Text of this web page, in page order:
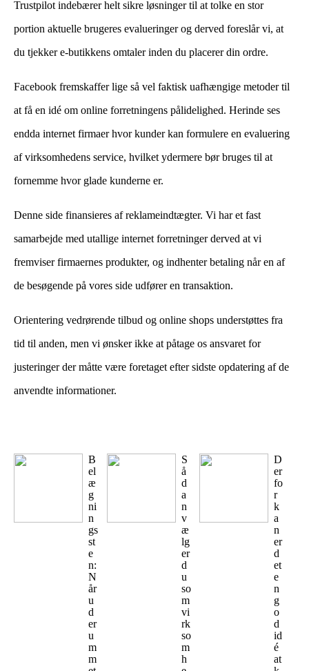
Trustpilot indebærer helt sikre løsninger til at tolke en stor
portion aktuelle brugeres evalueringer og derved foreslår vi, at
du tjekker e-butikkens omtaler inden du placerer din ordre.
Facebook fremskaffer lige så vel faktisk uafhængige metoder til
at få en idé om online forretningens pålidelighed. Herinde ses
endda internet firmaer hvor kunder kan formulere en evaluering
af virksomhedens service, hvilket ydermere bør bruges til at
fornemme hvor glade kunderne er.
Denne side finansieres af reklameindtægter. Vi har et fast
samarbejde med utallige internet forretninger derved at vi
fremviser firmaernes produkter, og indhenter betaling når en af
de besøgende på vores side udfører en transaktion.
Orientering vedrørende tilbud og online shops understøttes fra
tid til anden, men vi ønsker ikke at påtage os ansvaret for
justeringer der måtte være foretaget efter sidste opdatering af de
anvendte informationer.
B
el
æ
g
ni
n
gs
st
e
n:
N
år
u
d
er
u
m
m
S
å
d
a
n
v
æ
lg
er
d
u
so
m
vi
rk
so
m
h
D
er
fo
r
k
a
n
er
d
et
e
n
g
o
d
id
é
at